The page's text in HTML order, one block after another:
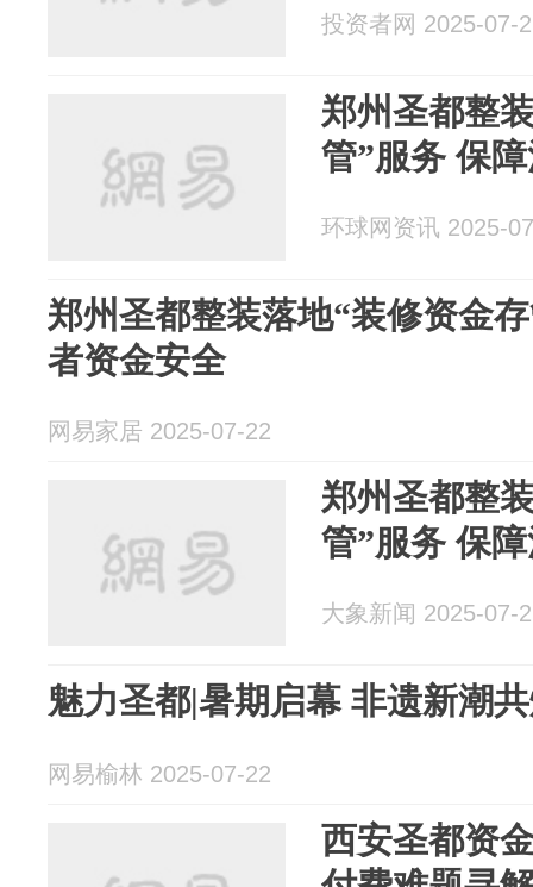
投资者网 2025-07-
郑州圣都整
管”服务 保
环球网资讯 2025-
郑州圣都整装落地“装修资金存管”服
者资金安全
网易家居 2025-07-22
郑州圣都整
管”服务 保
大象新闻 2025-07-
魅力圣都|暑期启幕 非遗新潮
网易榆林 2025-07-22
西安圣都资